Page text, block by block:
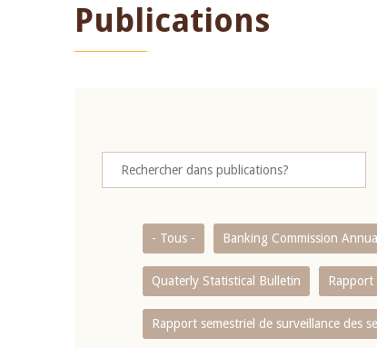
Publications
- Tous - Banking Commission
Quaterly Statistical Bulletin Rapport
Rapport semestriel de surveillance des